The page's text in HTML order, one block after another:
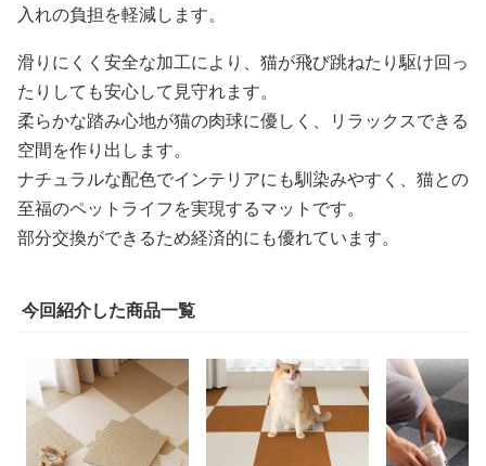
入れの負担を軽減します。
滑りにくく安全な加工により、猫が飛び跳ねたり駆け回っ
たりしても安心して見守れます。
柔らかな踏み心地が猫の肉球に優しく、リラックスできる
空間を作り出します。
ナチュラルな配色でインテリアにも馴染みやすく、猫との
至福のペットライフを実現するマットです。
部分交換ができるため経済的にも優れています。
今回紹介した商品一覧